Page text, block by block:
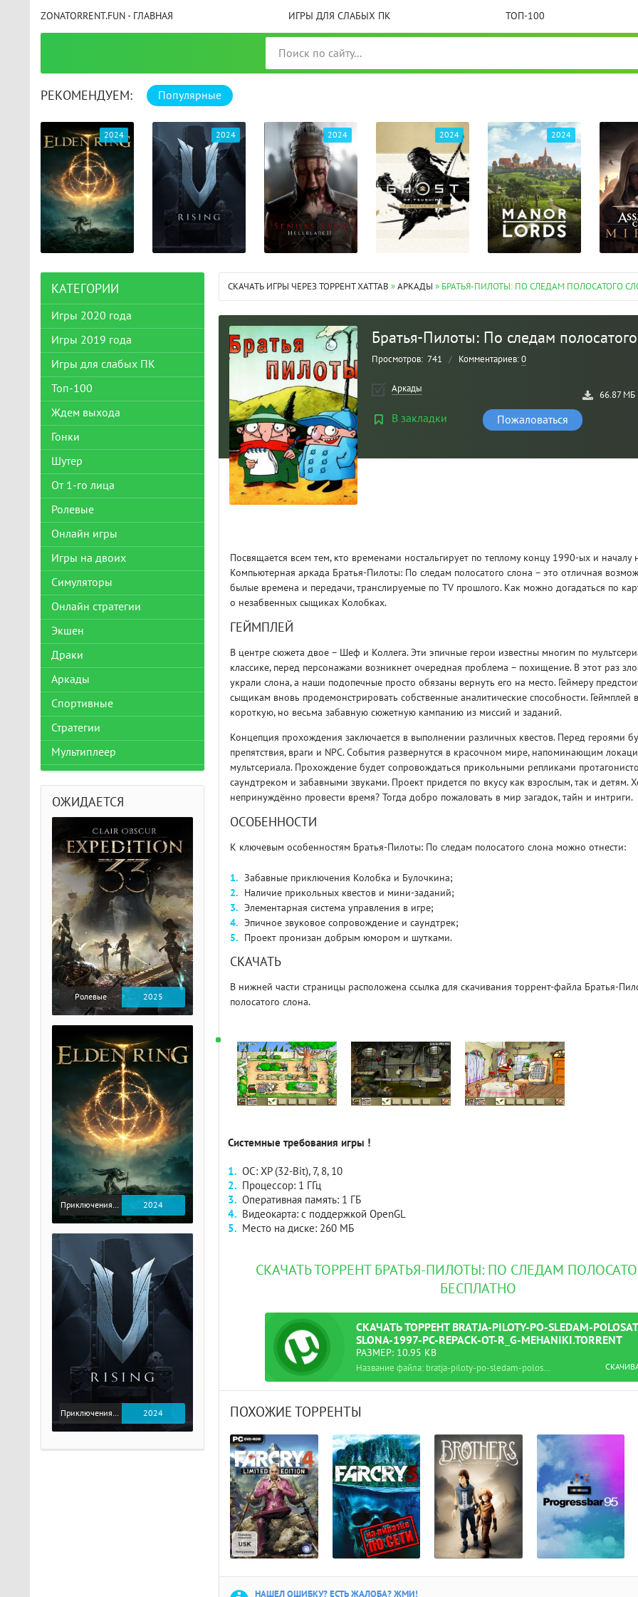
ZONATORRENT.FUN - ГЛАВНАЯ ИГРЫ ДЛЯ СЛАБЫХ ПК ТОП-100
РЕКОМЕНДУЕМ: Популярные
2024 2024 2024 2024 2024
СКАЧАТЬ ИГРЫ ЧЕРЕЗ ТОРРЕНТ XATTAB »АРКАДЫ » БРАТЬЯ-ПИЛОТЫ: ПО СЛЕДАМ ПОЛОСАТОГО
Братья-Пилоты: По следам
Просмотров: 741 / Комментариев:0
66.87 МБ
Аркады
В закладки Пожаловаться
Посвящается всем тем, кто временами ностальгирует по теплому концу 1990-ых и началу
Компьютерная аркада Братья-Пилоты: По следам полосатого слона – это отличная
былые времена и передачи, транслируемые по TV прошлого. Как можно догадаться по
о незабвенных сыщиках Колобках.
ГЕЙМПЛЕЙ
В центре сюжета двое – Шеф и Коллега. Эти эпичные герои известны многим по
классике, перед персонажами возникнет очередная проблема – похищение. В этот раз
украли слона, а наши подопечные просто обязаны вернуть его на место. Геймеру
сыщикам вновь продемонстрировать собственные аналитические способности. Геймплей
короткую, но весьма забавную сюжетную кампанию из миссий и заданий.
Концепция прохождения заключается в выполнении различных квестов. Перед героями
препятствия, враги и NPC. События развернутся в красочном мире, напоминающим
мультсериала. Прохождение будет сопровождаться прикольными репликами
саундтреком и забавными звуками. Проект придется по вкусу как взрослым, так и детям.
непринуждённо провести время? Тогда добро пожаловать в мир загадок, тайн и интриги.
ОСОБЕННОСТИ
К ключевым особенностям Братья-Пилоты: По следам полосатого слона можно отнести:
Забавные приключения Колобка и Булочкина;
Наличие прикольных квестов и мини-заданий;
Элементарная система управления в игре;
Эпичное звуковое сопровождение и саундтрек;
Проект пронизан добрым юмором и шутками.
СКАЧАТЬ
В нижней части страницы расположена ссылка для скачивания торрент-файла Братья-
полосатого слона.
Системные требования игры !
ОС: XP (32-Bit), 7, 8, 10
Процессор: 1 ГГц
Оперативная память: 1 ГБ
Видеокарта: с поддержкой OpenGL
Место на диске: 260 МБ
СКАЧАТЬ ТОРРЕНТ БРАТЬЯ-ПИЛОТЫ: ПО СЛЕДАМ
БЕСПЛАТНО
СКАЧАТЬТОРРЕНТ BRATJA-PILOTY-PO-SLEDAM-
SLONA-1997-PC-REPACK-OT-R_G-MEHANIKI.TORRENT
РАЗМЕР: 10.95 KB
Название файла: bratja-piloty-po-sledam-polosatogo-slona-1997-pc-repack-ot-r_g-mehaniki.torrent
ПОХОЖИЕ ТОРРЕНТЫ
НАШЕЛ ОШИБКУ? ЕСТЬ ЖАЛОБА? ЖМИ!
КАТЕГОРИИ
Игры 2020 года
Игры 2019 года
Игры для слабых ПК
Топ-100
Ждем выхода
Гонки
Шутер
От 1-го лица
Ролевые
Онлайн игры
Игры на двоих
Симуляторы
Онлайн стратегии
Экшен
Драки
Аркады
Спортивные
Стратегии
Мультиплеер
ОЖИДАЕТСЯ
Ролевые 2025
Приключения / Экшен / Ролевые 2024
Приключения / Экшен 2024
CLAIR OBSCUR: EXPEDITION 33 НА
РУССКОМ НА ПК
Рейтинг
3 65 ГБ
ELDEN RING ДОПОЛНЕНИЕ
Рейтинг
V RISING